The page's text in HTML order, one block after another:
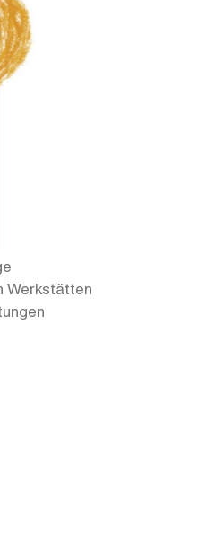
Werkstätten